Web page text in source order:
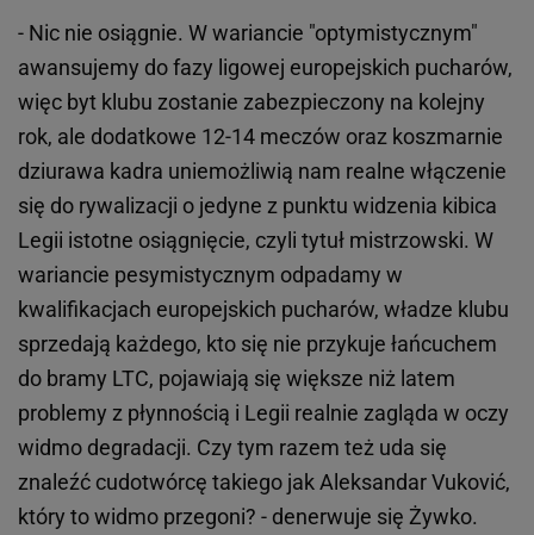
- Nic nie osiągnie. W wariancie "optymistycznym"
awansujemy do fazy ligowej europejskich pucharów,
więc byt klubu zostanie zabezpieczony na kolejny
rok, ale dodatkowe 12-14 meczów oraz koszmarnie
dziurawa kadra uniemożliwią nam realne włączenie
się do rywalizacji o jedyne z punktu widzenia kibica
Legii istotne osiągnięcie, czyli tytuł mistrzowski. W
wariancie pesymistycznym odpadamy w
kwalifikacjach europejskich pucharów, władze klubu
sprzedają każdego, kto się nie przykuje łańcuchem
do bramy LTC, pojawiają się większe niż latem
problemy z płynnością i Legii realnie zagląda w oczy
widmo degradacji. Czy tym razem też uda się
znaleźć cudotwórcę takiego jak Aleksandar Vuković,
który to widmo przegoni? - denerwuje się Żywko.